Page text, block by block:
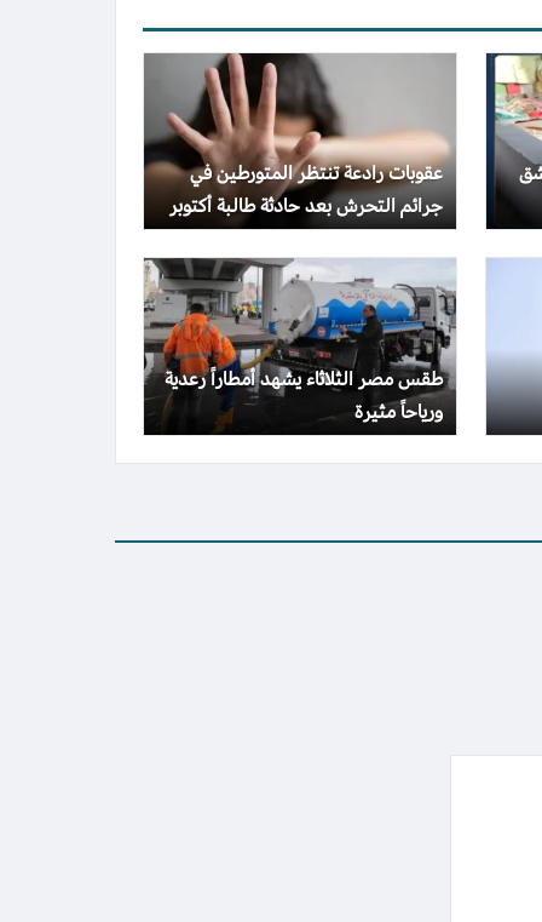
عقوبات رادعة تنتظر المتورطين في
جرائم التحرش بعد حادثة طالبة أكتوبر
طقس مصر الثلاثاء يشهد أمطاراً رعدية
ورياحاً مثيرة